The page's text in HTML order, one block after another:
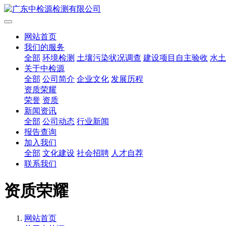
网站首页
我们的服务
全部 环境检测 土壤污染状况调查 建设项目自主验收 水
关于中检源
全部 公司简介 企业文化 发展历程
资质荣耀
荣誉 资质
新闻资讯
全部 公司动态 行业新闻
报告查询
加入我们
全部 文化建设 社会招聘 人才自荐
联系我们
资质荣耀
网站首页